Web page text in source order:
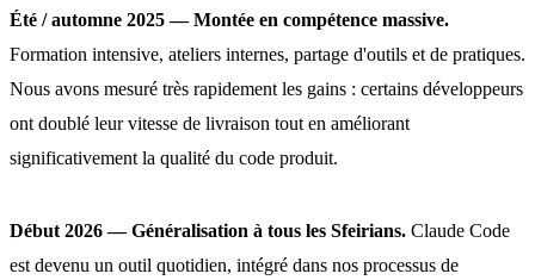
Été / automne 2025 — Montée en compétence massive.
Formation intensive, ateliers internes, partage d'outils et de pratiques.
Nous avons mesuré très rapidement les gains : certains développeurs
ont doublé leur vitesse de livraison tout en améliorant
significativement la qualité du code produit.
Début 2026 — Généralisation à tous les Sfeirians. Claude Code
est devenu un outil quotidien, intégré dans nos processus de